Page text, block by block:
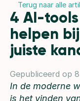
Terug naar alle
4 AI-
helpen
juiste
Gepubliceerd op
In de moderne
is het vinden